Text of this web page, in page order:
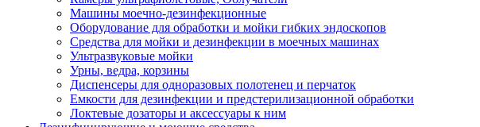
Машины моечно-дезинфекционные
Оборудование для обработки и мойки гибких эндоскопов
Средства для мойки и дезинфекции в моечных машинах
Ультразвуковые мойки
Урны, ведра, корзины
Диспенсеры для одноразовых полотенец и перчаток
Емкости для дезинфекции и предстерилизационной обработки
Локтевые дозаторы и аксессуары к ним